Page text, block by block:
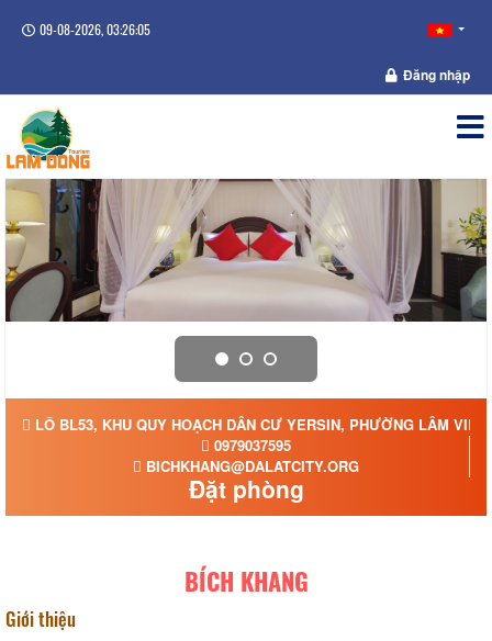
09-08-2026, 03:26:05
Đăng nhập
LÔ BL53, KHU QUY HOẠCH DÂN CƯ YERSIN, PHƯỜNG LÂM
0979037595
BICHKHANG@DALATCITY.ORG
Đặt phòng
BÍCH KHANG
Giới thiệu